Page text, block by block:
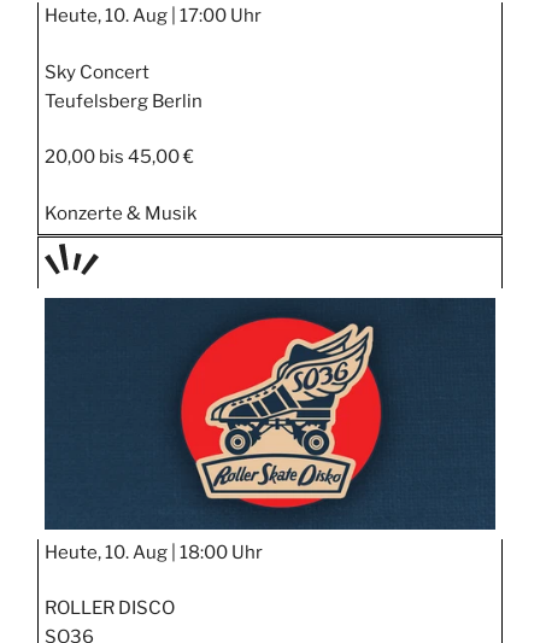
Heute, 10. Aug | 17:00 Uhr
Sky Concert
Teufelsberg Berlin
20,00 bis 45,00 €
Konzerte & Musik
TAGE
Heute, 10. Aug | 18:00 Uhr
ROLLER DISCO
SO36